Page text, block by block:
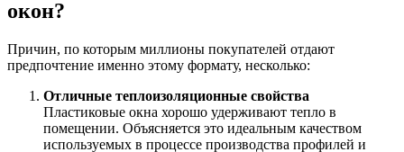
окон?
Причин, по которым миллионы покупателей отдают
предпочтение именно этому формату, несколько:
Отличные теплоизоляционные свойства
Пластиковые окна хорошо удерживают тепло в
помещении. Объясняется это идеальным качеством
используемых в процессе производства профилей и